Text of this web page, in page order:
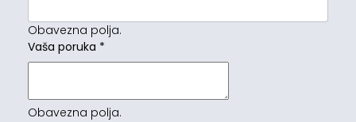
Obavezna polja.
Vaša poruka *
Obavezna polja.